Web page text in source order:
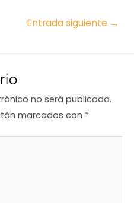
Entrada siguiente →
no será publicada.
marcados con *